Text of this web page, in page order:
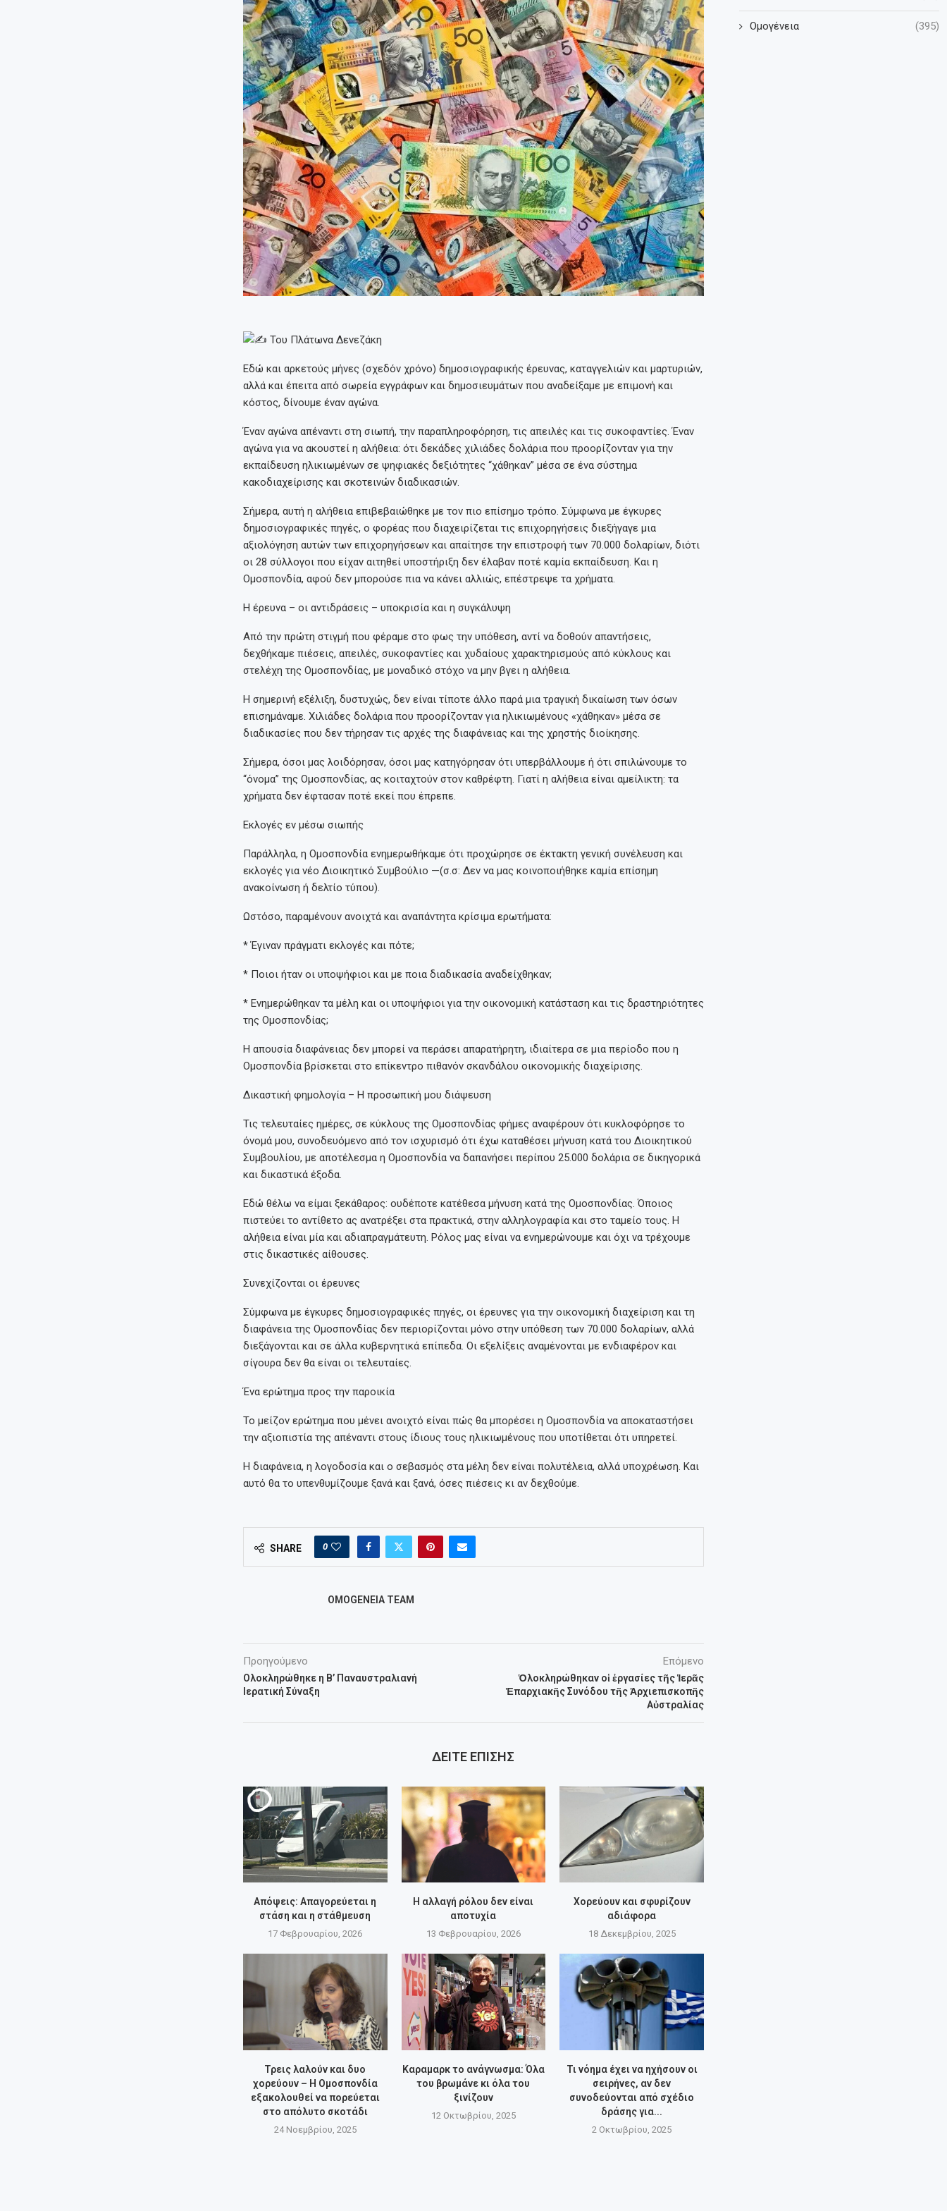
Του Πλάτωνα Δενεζάκη
Εδώ και αρκετούς μήνες (σχεδόν χρόνο) δημοσιογραφικής έρευνας, καταγγελιών και μαρτυριών,
αλλά και έπειτα από σωρεία εγγράφων και δημοσιευμάτων που αναδείξαμε με επιμονή και
κόστος, δίνουμε έναν αγώνα.
Έναν αγώνα απέναντι στη σιωπή, την παραπληροφόρηση, τις απειλές και τις συκοφαντίες. Έναν
αγώνα για να ακουστεί η αλήθεια: ότι δεκάδες χιλιάδες δολάρια που προορίζονταν για την
εκπαίδευση ηλικιωμένων σε ψηφιακές δεξιότητες “χάθηκαν” μέσα σε ένα σύστημα
κακοδιαχείρισης και σκοτεινών διαδικασιών.
Σήμερα, αυτή η αλήθεια επιβεβαιώθηκε με τον πιο επίσημο τρόπο. Σύμφωνα με έγκυρες
δημοσιογραφικές πηγές, ο φορέας που διαχειρίζεται τις επιχορηγήσεις διεξήγαγε μια
αξιολόγηση αυτών των επιχορηγήσεων και απαίτησε την επιστροφή των 70.000 δολαρίων, διότι
οι 28 σύλλογοι που είχαν αιτηθεί υποστήριξη δεν έλαβαν ποτέ καμία εκπαίδευση. Και η
Ομοσπονδία, αφού δεν μπορούσε πια να κάνει αλλιώς, επέστρεψε τα χρήματα.
Η έρευνα – οι αντιδράσεις – υποκρισία και η συγκάλυψη
Από την πρώτη στιγμή που φέραμε στο φως την υπόθεση, αντί να δοθούν απαντήσεις,
δεχθήκαμε πιέσεις, απειλές, συκοφαντίες και χυδαίους χαρακτηρισμούς από κύκλους και
στελέχη της Ομοσπονδίας, με μοναδικό στόχο να μην βγει η αλήθεια.
Η σημερινή εξέλιξη, δυστυχώς, δεν είναι τίποτε άλλο παρά μια τραγική δικαίωση των όσων
επισημάναμε. Χιλιάδες δολάρια που προορίζονταν για ηλικιωμένους «χάθηκαν» μέσα σε
διαδικασίες που δεν τήρησαν τις αρχές της διαφάνειας και της χρηστής διοίκησης.
Σήμερα, όσοι μας λοιδόρησαν, όσοι μας κατηγόρησαν ότι υπερβάλλουμε ή ότι σπιλώνουμε το
“όνομα” της Ομοσπονδίας, ας κοιταχτούν στον καθρέφτη. Γιατί η αλήθεια είναι αμείλικτη: τα
χρήματα δεν έφτασαν ποτέ εκεί που έπρεπε.
Εκλογές εν μέσω σιωπής
Παράλληλα, η Ομοσπονδία ενημερωθήκαμε ότι προχώρησε σε έκτακτη γενική συνέλευση και
εκλογές για νέο Διοικητικό Συμβούλιο —(σ.σ: Δεν να μας κοινοποιήθηκε καμία επίσημη
ανακοίνωση ή δελτίο τύπου).
Ωστόσο, παραμένουν ανοιχτά και αναπάντητα κρίσιμα ερωτήματα:
* Έγιναν πράγματι εκλογές και πότε;
* Ποιοι ήταν οι υποψήφιοι και με ποια διαδικασία αναδείχθηκαν;
* Ενημερώθηκαν τα μέλη και οι υποψήφιοι για την οικονομική κατάσταση και τις δραστηριότητες
της Ομοσπονδίας;
Η απουσία διαφάνειας δεν μπορεί να περάσει απαρατήρητη, ιδιαίτερα σε μια περίοδο που η
Ομοσπονδία βρίσκεται στο επίκεντρο πιθανόν σκανδάλου οικονομικής διαχείρισης.
Δικαστική φημολογία – Η προσωπική μου διάψευση
Τις τελευταίες ημέρες, σε κύκλους της Ομοσπονδίας φήμες αναφέρουν ότι κυκλοφόρησε το
όνομά μου, συνοδευόμενο από τον ισχυρισμό ότι έχω καταθέσει μήνυση κατά του Διοικητικού
Συμβουλίου, με αποτέλεσμα η Ομοσπονδία να δαπανήσει περίπου 25.000 δολάρια σε δικηγορικά
και δικαστικά έξοδα.
Εδώ θέλω να είμαι ξεκάθαρος: ουδέποτε κατέθεσα μήνυση κατά της Ομοσπονδίας. Όποιος
πιστεύει το αντίθετο ας ανατρέξει στα πρακτικά, στην αλληλογραφία και στο ταμείο τους. Η
αλήθεια είναι μία και αδιαπραγμάτευτη. Ρόλος μας είναι να ενημερώνουμε και όχι να τρέχουμε
στις δικαστικές αίθουσες.
Συνεχίζονται οι έρευνες
Σύμφωνα με έγκυρες δημοσιογραφικές πηγές, οι έρευνες για την οικονομική διαχείριση και τη
διαφάνεια της Ομοσπονδίας δεν περιορίζονται μόνο στην υπόθεση των 70.000 δολαρίων, αλλά
διεξάγονται και σε άλλα κυβερνητικά επίπεδα. Οι εξελίξεις αναμένονται με ενδιαφέρον και
σίγουρα δεν θα είναι οι τελευταίες.
Ένα ερώτημα προς την παροικία
Το μείζον ερώτημα που μένει ανοιχτό είναι πώς θα μπορέσει η Ομοσπονδία να αποκαταστήσει
την αξιοπιστία της απέναντι στους ίδιους τους ηλικιωμένους που υποτίθεται ότι υπηρετεί.
Η διαφάνεια, η λογοδοσία και ο σεβασμός στα μέλη δεν είναι πολυτέλεια, αλλά υποχρέωση. Και
αυτό θα το υπενθυμίζουμε ξανά και ξανά, όσες πιέσεις κι αν δεχθούμε.
SHARE 0
OMOGENEIA TEAM
Προηγούμενο
Ολοκληρώθηκε η Β’ Παναυστραλιανή
Ιερατική Σύναξη
Επόμενο
Ὁλοκληρώθηκαν οἱ ἐργασίες τῆς Ἱερᾶς
Ἐπαρχιακῆς Συνόδου τῆς Ἀρχιεπισκοπῆς
Αὐστραλίας
ΔΕΙΤΕ ΕΠΙΣΗΣ
Απόψεις: Απαγορεύεται η
στάση και η στάθμευση
17 Φεβρουαρίου, 2026
Η αλλαγή ρόλου δεν είναι
αποτυχία
13 Φεβρουαρίου, 2026
Χορεύουν και σφυρίζουν
αδιάφορα
18 Δεκεμβρίου, 2025
Τρεις λαλούν και δυο
χορεύουν – Η Ομοσπονδία
εξακολουθεί να πορεύεται
στο απόλυτο σκοτάδι
24 Νοεμβρίου, 2025
Καραμαρκ το ανάγνωσμα: Όλα
του βρωμάνε κι όλα του
ξινίζουν
12 Οκτωβρίου, 2025
Τι νόημα έχει να ηχήσουν οι
σειρήνες, αν δεν
συνοδεύονται από σχέδιο
δράσης για...
2 Οκτωβρίου, 2025
Ομογένεια (395)